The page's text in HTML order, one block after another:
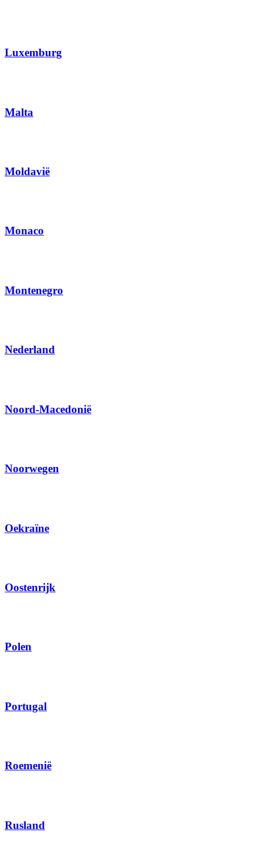
Luxemburg
Malta
Moldavië
Monaco
Montenegro
Nederland
Noord-Macedonië
Noorwegen
Oekraïne
Oostenrijk
Polen
Portugal
Roemenië
Rusland